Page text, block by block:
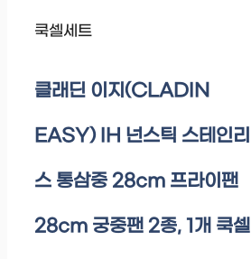
쿡셀세트
클래딘 이지(CLADIN
EASY) IH 넌스틱 스테인리
스 통삼중 28cm 프라이팬
28cm 궁중팬 2종, 1개 쿡셀